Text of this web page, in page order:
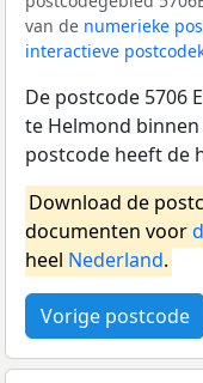
van de numerieke
interactieve
De postcode 5706
te Helmond
postcode heeft de
Download de
documenten voor
heel Nederland.
Vorige postcode